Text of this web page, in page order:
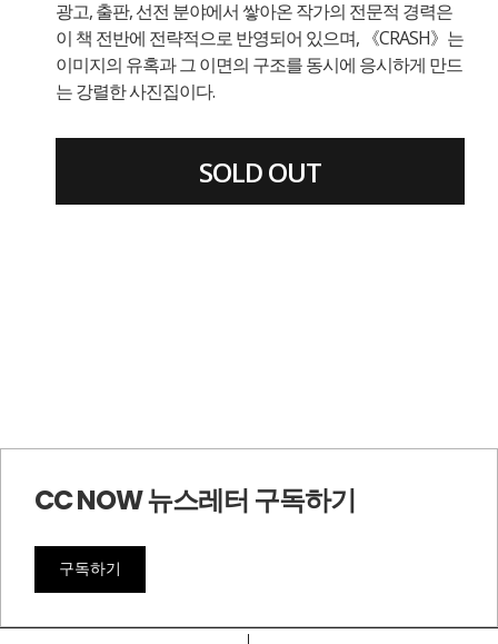
광고, 출판, 선전 분야에서 쌓아온 작가의 전문적 경력은
이 책 전반에 전략적으로 반영되어 있으며, 《CRASH》는
이미지의 유혹과 그 이면의 구조를 동시에 응시하게 만드
는 강렬한 사진집이다.
SOLD OUT
CC NOW 뉴스레터 구독하기
구독하기